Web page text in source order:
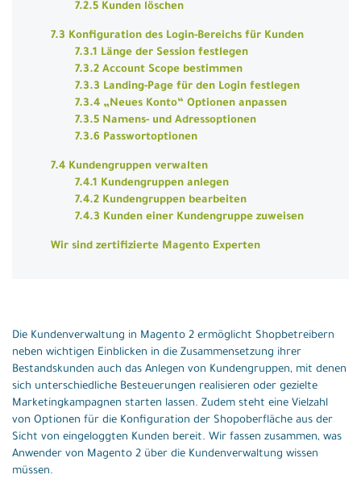
7.2.5 Kunden löschen
7.3 Konfiguration des Login-Bereichs für Kunden
7.3.1 Länge der Session festlegen
7.3.2 Account Scope bestimmen
7.3.3 Landing-Page für den Login festlegen
7.3.4 „Neues Konto“ Optionen anpassen
7.3.5 Namens- und Adressoptionen
7.3.6 Passwortoptionen
7.4 Kundengruppen verwalten
7.4.1 Kundengruppen anlegen
7.4.2 Kundengruppen bearbeiten
7.4.3 Kunden einer Kundengruppe zuweisen
Wir sind zertifizierte Magento Experten
Die Kundenverwaltung in Magento 2 ermöglicht Shopbetreibern
neben wichtigen Einblicken in die Zusammensetzung ihrer
Bestandskunden auch das Anlegen von Kundengruppen, mit denen
sich unterschiedliche Besteuerungen realisieren oder gezielte
Marketingkampagnen starten lassen. Zudem steht eine Vielzahl
von Optionen für die Konfiguration der Shopoberfläche aus der
Sicht von eingeloggten Kunden bereit. Wir fassen zusammen, was
Anwender von Magento 2 über die Kundenverwaltung wissen
müssen.